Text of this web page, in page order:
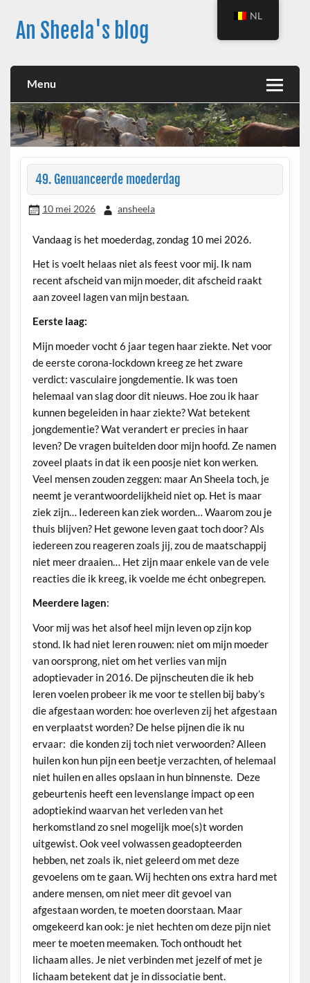
contentAn Sheela's blog
Menu
49. Genuanceerde moederdag
10 mei 2026 ansheela
Vandaag is het moederdag, zondag 10 mei 2026.
Het is voelt helaas niet als feest voor mij. Ik nam
recent afscheid van mijn moeder, dit afscheid raakt
aan zoveel lagen van mijn bestaan.
Eerste laag:
Mijn moeder vocht 6 jaar tegen haar ziekte. Net voor
de eerste corona-lockdown kreeg ze het zware
verdict: vasculaire jongdementie. Ik was toen
helemaal van slag door dit nieuws. Hoe zou ik haar
kunnen begeleiden in haar ziekte? Wat betekent
jongdementie? Wat verandert er precies in haar
leven? De vragen buitelden door mijn hoofd. Ze namen
zoveel plaats in dat ik een poosje niet kon werken.
Veel mensen zouden zeggen: maar An Sheela toch, je
neemt je verantwoordelijkheid niet op. Het is maar
ziek zijn… Iedereen kan ziek worden… Waarom zou je
thuis blijven? Het gewone leven gaat toch door? Als
iedereen zou reageren zoals jij, zou de maatschappij
niet meer draaien… Het zijn maar enkele van de vele
reacties die ik kreeg, ik voelde me écht onbegrepen.
Meerdere lagen:
Voor mij was het alsof heel mijn leven op zijn kop
stond. Ik had niet leren rouwen: niet om mijn moeder
van oorsprong, niet om het verlies van mijn
adoptievader in 2016. De pijnscheuten die ik heb
leren voelen probeer ik me voor te stellen bij baby’s
die afgestaan worden: hoe overleven zij het afgestaan
en verplaatst worden? De helse pijnen die ik nu
ervaar: die konden zij toch niet verwoorden? Alleen
huilen kon hun pijn een beetje verzachten, of helemaal
niet huilen en alles opslaan in hun binnenste. Deze
gebeurtenis heeft een levenslange impact op een
adoptiekind waarvan het verleden van het
herkomstland zo snel mogelijk moe(s)t worden
uitgewist. Ook veel volwassen geadopteerden
hebben, net zoals ik, niet geleerd om met deze
gevoelens om te gaan. Wij hechten ons extra hard met
andere mensen, om niet meer dit gevoel van
afgestaan worden, te moeten doorstaan. Maar
omgekeerd kan ook: je niet hechten om deze pijn niet
meer te moeten meemaken. Toch onthoudt het
lichaam alles. Je niet verbinden met jezelf of met je
lichaam betekent dat je in dissociatie bent.
NL